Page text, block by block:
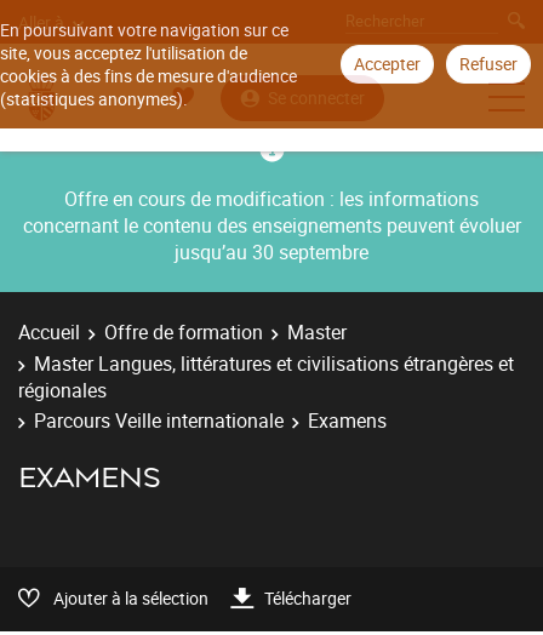
En poursuivant votre navigation sur ce
site, vous acceptez l'utilisation de
cookies à des fins de mesure d'audience
(statistiques anonymes).
Accepter Refuser
Aller à
Se connecter
Offre en cours de modification : les informations
concernant le contenu des enseignements peuvent évoluer
jusqu’au 30 septembre
Accueil Offre de formation
Master
Master Langues, littératures et civilisations étrangères et
régionales
Parcours Veille internationale
Examens
EXAMENS
Ajouter à la sélection Télécharger